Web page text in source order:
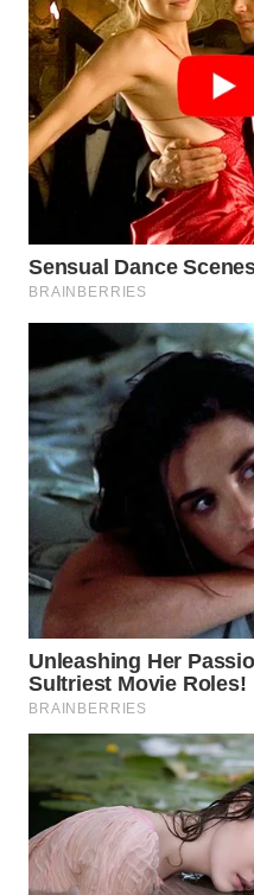
WN
INDRAMAYU
WN
KUNINGAN
WN
MAJALENGKA
WN
WN
SUKABUMI
WN
PURWAKARTA
WN
PRIANGAN
WN
SEMARANG
SOLO
WN
BOROBUDUR